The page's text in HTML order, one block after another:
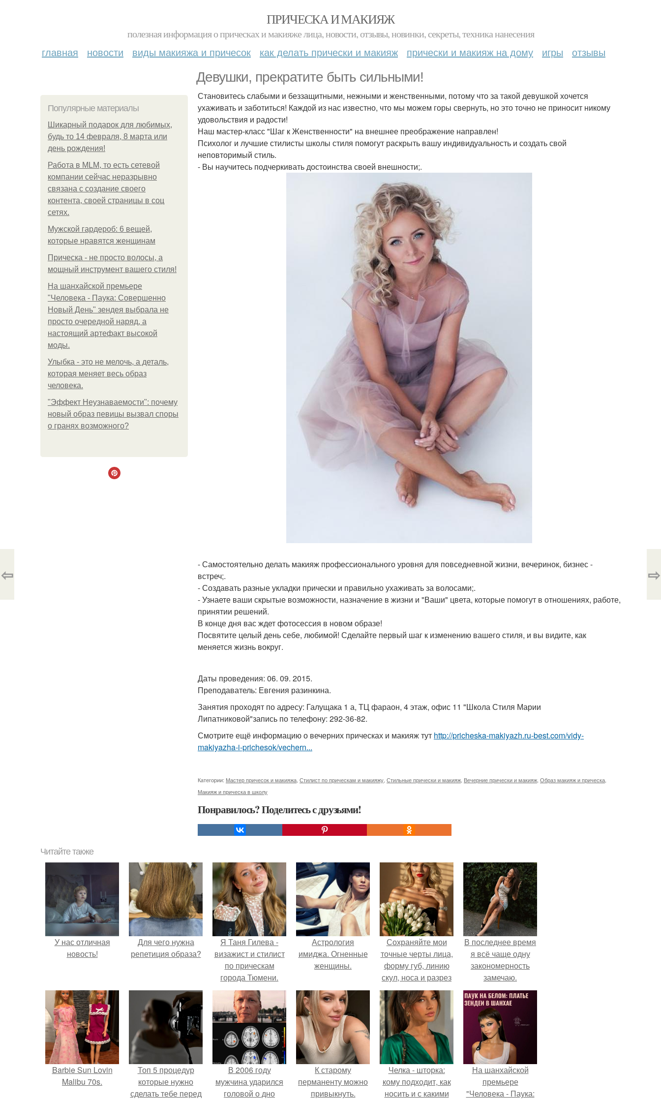
ПРИЧЕСКА И МАКИЯЖ
полезная информация о прическах и макияже лица, новости, отзывы, новинки, секреты, техника нанесения
главная новости виды макияжа и причесок как делать прически и макияж прически и макияж на дому игры отзывы
Девушки, прекратите быть сильными!
Популярные материалы
Шикарный подарок для любимых,
будь то 14 февраля, 8 марта или
день рождения!
Работа в MLM, то есть сетевой
компании сейчас неразрывно
связана с создание своего
контента, своей страницы в соц
сетях.
Мужской гардероб: 6 вещей,
которые нравятся женщинам
Прическа - не просто волосы, а
мощный инструмент вашего стиля!
На шанхайской премьере
"Человека - Паука: Совершенно
Новый День" зендея выбрала не
просто очередной наряд, а
настоящий артефакт высокой
моды.
Улыбка - это не мелочь, а деталь,
которая меняет весь образ
человека.
"Эффект Неузнаваемости": почему
новый образ певицы вызвал споры
о гранях возможного?
Становитесь слабыми и беззащитными, нежными и женственными, потому что за такой девушкой хочется
ухаживать и заботиться! Каждой из нас известно, что мы можем горы свернуть, но это точно не приносит никому
удовольствия и радости!
Наш мастер-класс "Шаг к Женственности" на внешнее преображение направлен!
Психолог и лучшие стилисты школы стиля помогут раскрыть вашу индивидуальность и создать свой
неповторимый стиль.
- Вы научитесь подчеркивать достоинства своей внешности;.
- Самостоятельно делать макияж профессионального уровня для повседневной жизни, вечеринок, бизнес -
встреч;.
- Создавать разные укладки прически и правильно ухаживать за волосами;.
- Узнаете ваши скрытые возможности, назначение в жизни и "Ваши" цвета, которые помогут в отношениях, работе,
принятии решений.
В конце дня вас ждет фотосессия в новом образе!
Посвятите целый день себе, любимой! Сделайте первый шаг к изменению вашего стиля, и вы видите, как
меняется жизнь вокруг.
Даты проведения: 06. 09. 2015.
Преподаватель: Евгения разинкина.
Занятия проходят по адресу: Галущака 1 а, ТЦ фараон, 4 этаж, офис 11 "Школа Стиля Марии
Липатниковой"запись по телефону: 292-36-82.
Смотрите ещё информацию о вечерних прическах и макияж тут http://pricheska-makiyazh.ru-best.com/vidy-
makiyazha-i-prichesok/vechern...
Категории: Мастер причесок и макияжа Стилист по прическам и макияжу Стильные прически и макияж Вечерние прически и макияж Образ макияж и прическа
Макияж и прическа в школу
Понравилось? Поделитесь с друзьями!
⇦ ⇨
Читайте также
У нас отличная
новость!
Для чего нужна
репетиция образа?
Я Таня Гилева -
визажист и стилист
по прическам
города Тюмени.
Астрология
имиджа. Огненные
женщины.
Сохраняйте мои
точные черты лица,
форму губ, линию
скул, носа и разрез
глаз.
В последнее время
я всё чаще одну
закономерность
замечаю.
Barbie Sun Lovin
Malibu 70s.
Топ 5 процедур
которые нужно
сделать тебе перед
В 2006 году
мужчина ударился
головой о дно
К старому
перманенту можно
привыкнуть.
Челка - шторка:
кому подходит, как
носить и с какими
На шанхайской
премьере
"Человека - Паука: